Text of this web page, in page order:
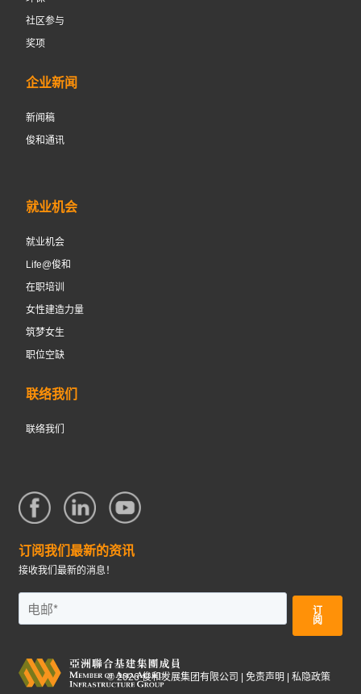
社区参与
奖项
企业新闻
新闻稿
俊和通讯
就业机会
就业机会
Life@俊和
在职培训
女性建造力量
筑梦女生
职位空缺
联络我们
联络我们
订阅我们最新的资讯
接收我们最新的消息！
©2026俊和发展集团有限公司 | 免责声明 私隐政策